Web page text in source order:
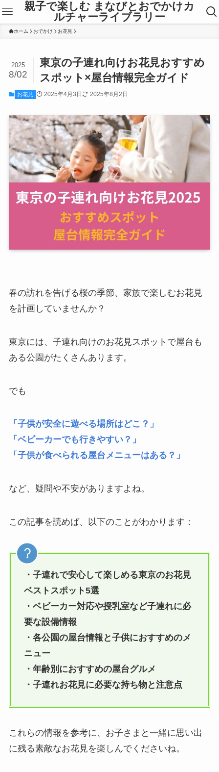
親子で楽しむ まなびとおでかけカ
ルチャーライブラリー
ホーム おでかけ お花見
東京の子連れ向けお花見おすすめ
スポット×屋台情報完全ガイド
2025
8/02
お花見 2025年4月3日 2025年8月2日
春の訪れを告げる桜の季節、家族で楽しむお花見
を計画していませんか？
東京には、子連れ向けのお花見スポットで屋台も
ある公園がたくさんあります。
でも
「子供が安全に遊べる場所はどこ？」
「ベビーカーでも行きやすい？」
「子供が食べられる屋台メニューはある？」
など、疑問や不安がありますよね。
この記事を読めば、以下のことがわかります：
・子連れで安心して楽しめる東京のお花見
ベストスポット5選
・ベビーカー対応や授乳室など子連れに必
要な設備情報
・各公園の屋台情報と子供におすすめのメ
ニュー
・年齢別におすすめの屋台グルメ
・子連れお花見に必要な持ち物と注意点
これらの情報を参考に、お子さまと一緒に思い出
に残る素敵なお花見を楽しんでくださいね。